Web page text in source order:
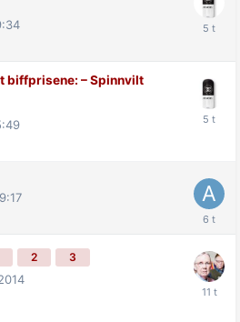
biff­prisene: –⁠ Spinnvilt
2 3